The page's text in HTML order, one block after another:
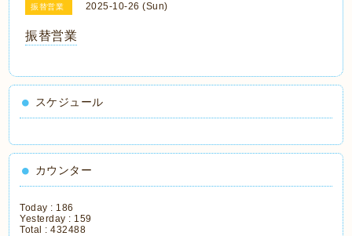
振替営業 2025-10-26 (Sun)
振替営業
スケジュール
カウンター
Today : 186
Yesterday : 159
Total :432488